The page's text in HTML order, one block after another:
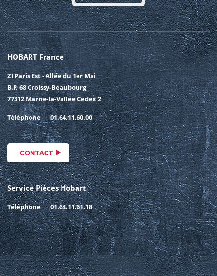
HOBART France
ZI Paris Est - Allée du 1er Mai
B.P. 68 Croissy-Beaubourg
77312 Marne-la-Vallée Cedex 2
Téléphone 01.64.11.60.00
CONTACT
Service Pièces Hobart
Téléphone 01.64.11.61.18